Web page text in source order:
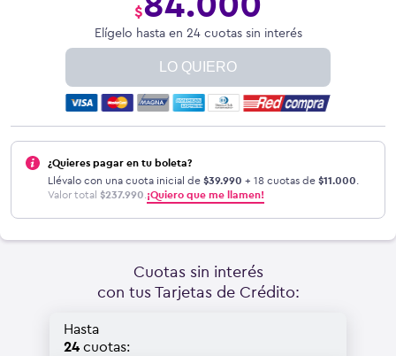
$
Elígelo hasta en 24 cuotas sin interés
LO QUIERO
¿Quieres pagar en tu boleta?
Llévalo con una cuota inicial de $39.990 + 18 cuotas de $11.000.
Valor total $237.990.¡Quiero que me llamen!
Cuotas sin interés
con tus Tarjetas de Crédito:
Hasta
24 cuotas: